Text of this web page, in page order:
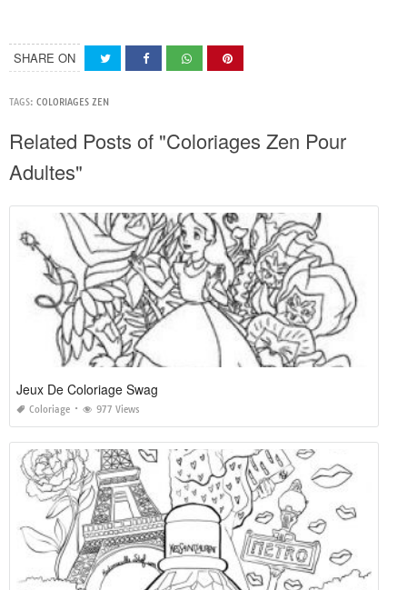
SHARE ON
TAGS: COLORIAGES ZEN
Related Posts of "Coloriages Zen Pour
Adultes"
Jeux De Coloriage Swag
Coloriage 977 Views